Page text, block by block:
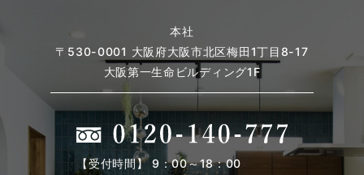
本社
〒530-0001 大阪府大阪市北区梅田1丁目8-17
大阪第一生命ビルディング1F
【受付時間】 9：00～18：00